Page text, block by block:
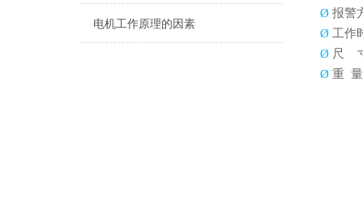
电机工作原理的因素
Ø 报警
Ø 工作
Ø 尺
Ø 重